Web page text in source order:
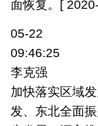
面恢复。[
05-22
09:46:25
李克强
加快落实区域
发、东北全面